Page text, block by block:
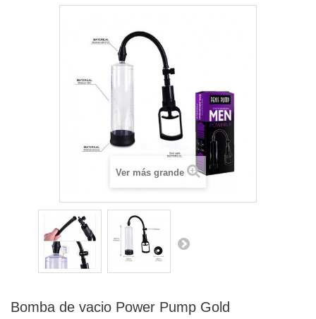
Ver más grande
Bomba de vacio Power Pump Gold